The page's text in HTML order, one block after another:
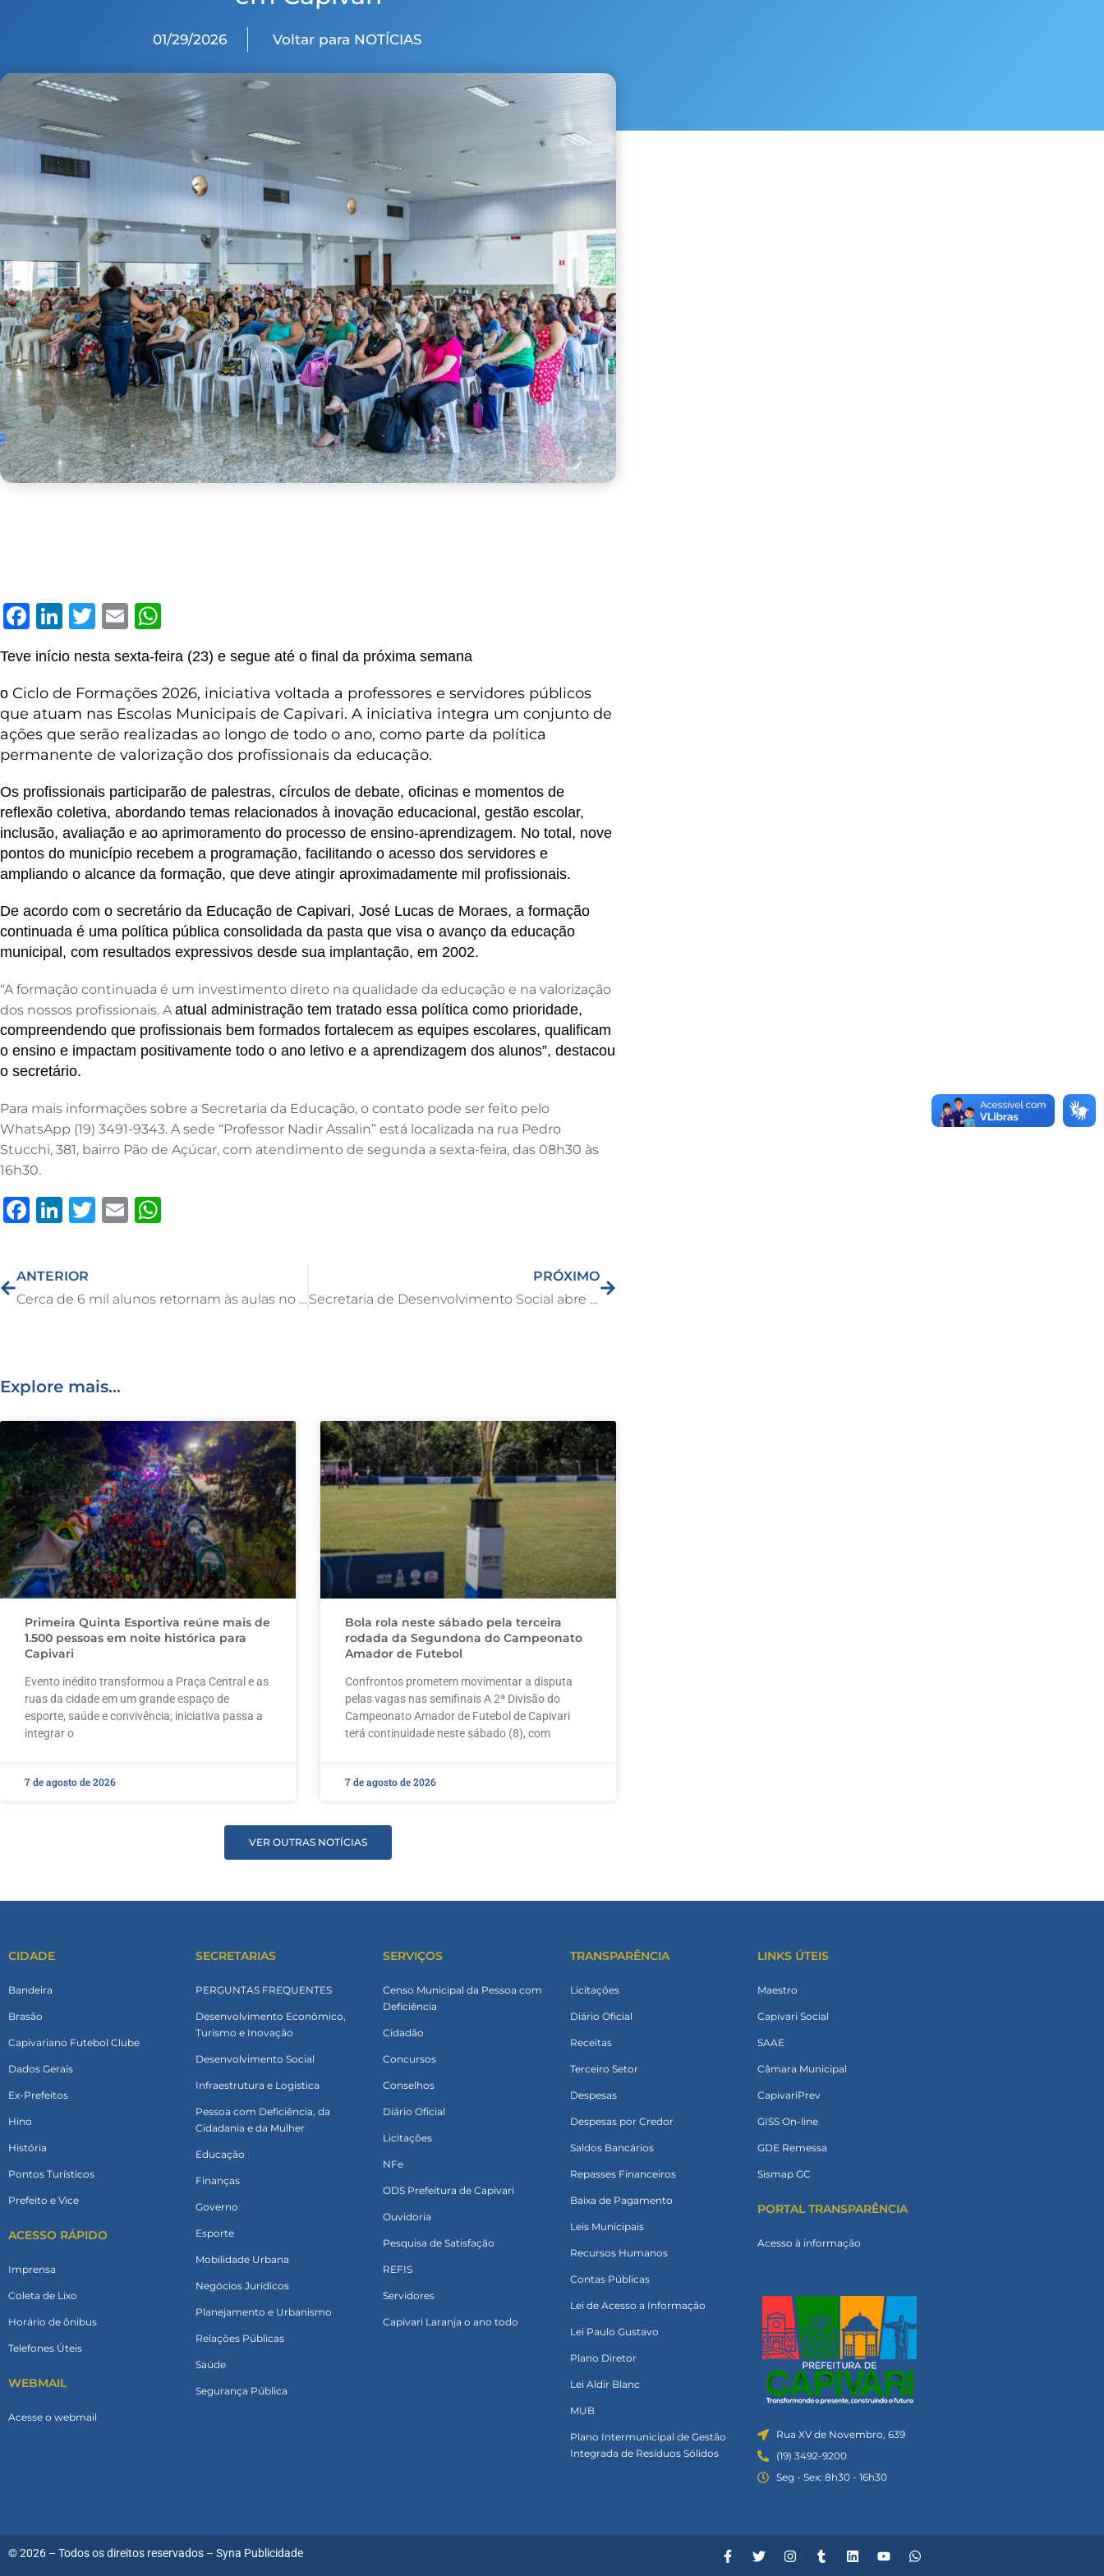
01/29/2026 Voltar para NOTÍCIAS
F
a
c
e
b
o
k
Li
k
e
dI
n
T
it
te
r
E
ai
l
h
at
s
A
p
Teve início nesta sexta-feira (23) e segue até o final da próxima semana
o Ciclo de Formações 2026, iniciativa voltada a professores e servidores públicos
que atuam nas Escolas Municipais de Capivari. A iniciativa integra um conjunto de
ações que serão realizadas ao longo de todo o ano, como parte da política
permanente de valorização dos profissionais da educação.
Os profissionais participarão de palestras, círculos de debate, oficinas e momentos de
reflexão coletiva, abordando temas relacionados à inovação educacional, gestão escolar,
inclusão, avaliação e ao aprimoramento do processo de ensino-aprendizagem. No total, nove
pontos do município recebem a programação, facilitando o acesso dos servidores e
ampliando o alcance da formação, que deve atingir aproximadamente mil profissionais.
De acordo com o secretário da Educação de Capivari, José Lucas de Moraes, a formação
continuada é uma política pública consolidada da pasta que visa o avanço da educação
municipal, com resultados expressivos desde sua implantação, em 2002.
“A formação continuada é um investimento direto na qualidade da educação e na valorização
dos nossos profissionais. Aatual administração tem tratado essa política como prioridade,
compreendendo que profissionais bem formados fortalecem as equipes escolares, qualificam
o ensino e impactam positivamente todo o ano letivo e a aprendizagem dos alunos”, destacou
o secretário.
Para mais informações sobre a Secretaria da Educação, o contato pode ser feito pelo
WhatsApp (19) 3491-9343. A sede “Professor Nadir Assalin” está localizada na rua Pedro
Stucchi, 381, bairro Pão de Açúcar, com atendimento de segunda a sexta-feira, das 08h30 às
16h30.
F
c
e
k
Li
k
e
T
te
E
l
s
ANTERIOR
Cerca de 6 mil alunos retornam às aulas no dia 2 de fevereiro na Rede Municipal de Capivari
PRÓXIMO
Secretaria de Desenvolvimento Social abre inscrições para o Projeto Criança em 2026
Explore mais...
Primeira Quinta Esportiva reúne mais de
1.500 pessoas em noite histórica para
Capivari
Evento inédito transformou a Praça Central e as
ruas da cidade em um grande espaço de
esporte, saúde e convivência; iniciativa passa a
integrar o
7 de agosto de 2026
Bola rola neste sábado pela terceira
rodada da Segundona do Campeonato
Amador de Futebol
Confrontos prometem movimentar a disputa
pelas vagas nas semifinais A 2ª Divisão do
Campeonato Amador de Futebol de Capivari
terá continuidade neste sábado (8), com
7 de agosto de 2026
VER OUTRAS NOTÍCIAS
CIDADE
Bandeira
Brasão
Capivariano Futebol Clube
Dados Gerais
Ex-Prefeitos
Hino
História
Pontos Turísticos
Prefeito e Vice
ACESSO RÁPIDO
Imprensa
Coleta de Lixo
Horário de ônibus
Telefones Úteis
WEBMAIL
Acesse o webmail
SECRETARIAS
PERGUNTAS FREQUENTES
Desenvolvimento Econômico,
Turismo e Inovação
Desenvolvimento Social
Infraestrutura e Logistica
Pessoa com Deficiência, da
Cidadania e da Mulher
Educação
Finanças
Governo
Esporte
Mobilidade Urbana
Negócios Jurídicos
Planejamento e Urbanismo
Relações Públicas
Saúde
Segurança Pública
SERVIÇOS
Censo Municipal da Pessoa com
Deficiência
Cidadão
Concursos
Conselhos
Diário Oficial
Licitações
NFe
ODS Prefeitura de Capivari
Ouvidoria
Pesquisa de Satisfação
REFIS
Servidores
Capivari Laranja o ano todo
TRANSPARÊNCIA
Licitações
Diário Oficial
Receitas
Terceiro Setor
Despesas
Despesas por Credor
Saldos Bancários
Repasses Financeiros
Baixa de Pagamento
Leis Municipais
Recursos Humanos
Contas Públicas
Lei de Acesso a Informação
Lei Paulo Gustavo
Plano Diretor
Lei Aldir Blanc
MUB
Plano Intermunicipal de Gestão
Integrada de Resíduos Sólidos
LINKS ÚTEIS
Maestro
Capivari Social
SAAE
Câmara Municipal
CapivariPrev
GISS On-line
GDE Remessa
Sismap GC
PORTAL TRANSPARÊNCIA
Acesso à informação
Rua XV de Novembro, 639
(19) 3492-9200
Seg - Sex: 8h30 - 16h30
© 2026 – Todos os direitos reservados – Syna Publicidade